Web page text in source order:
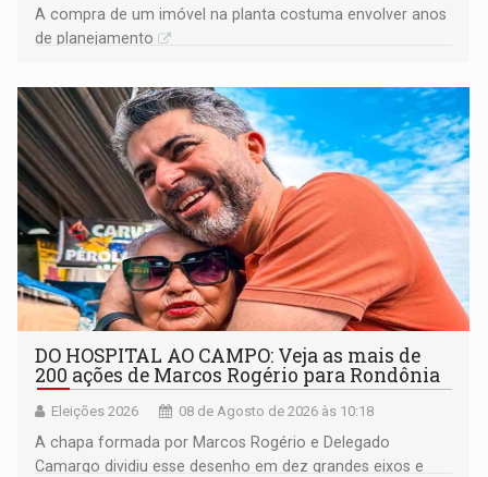
A compra de um imóvel na planta costuma envolver anos
de planejamento
DO HOSPITAL AO CAMPO: Veja as mais de
200 ações de Marcos Rogério para Rondônia
Eleições 2026 08 de Agosto de 2026 às 10:18
A chapa formada por Marcos Rogério e Delegado
Camargo dividiu esse desenho em dez grandes eixos e